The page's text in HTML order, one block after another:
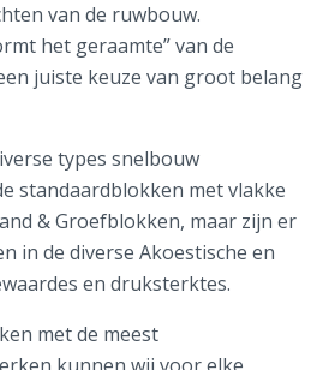
van de ruwbouw.
het geraamte” van de
juiste keuze van groot belang
types snelbouw
standaardblokken met vlakke
& Groefblokken, maar zijn er
in de diverse Akoestische en
en druksterktes.
met de meest